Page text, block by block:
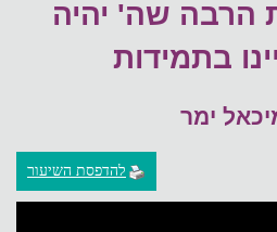
הרבה שה' יהיה
בתמידות
ימר
להדפסת השיעור